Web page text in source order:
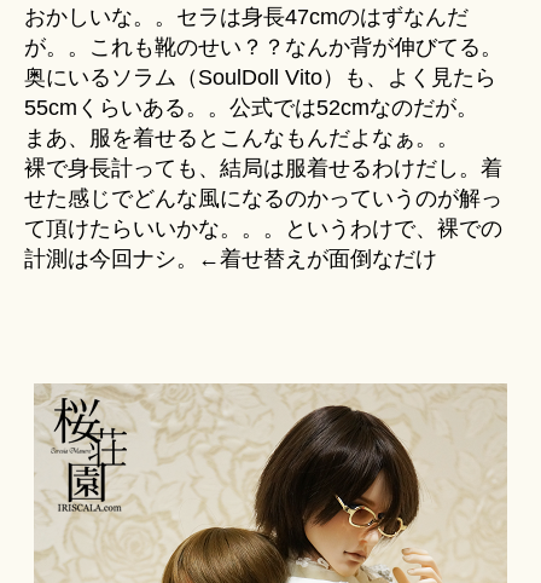
おかしいな。。セラは身長47cmのはずなんだ
が。。これも靴のせい？？なんか背が伸びてる。
奥にいるソラム（SoulDoll Vito）も、よく見たら
55cmくらいある。。公式では52cmなのだが。
まあ、服を着せるとこんなもんだよなぁ。。
裸で身長計っても、結局は服着せるわけだし。着
せた感じでどんな風になるのかっていうのが解っ
て頂けたらいいかな。。。というわけで、裸での
計測は今回ナシ。←着せ替えが面倒なだけ